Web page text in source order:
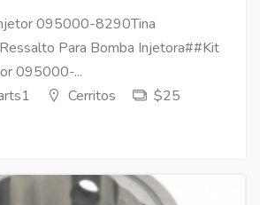
095000-8290Tina
Para Bomba Injetora##Kit
095000-...
Cerritos
$25